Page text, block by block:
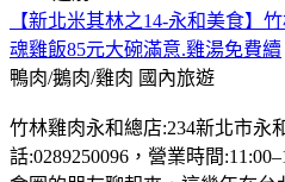
【新北米其林之14-永和美食】
魂雞飯85元大碗滿意.雞湯免費續
鴨肉/鵝肉/雞肉 國內旅遊
竹林雞肉永和總店:234新北市永
話:0289250096，營業時間